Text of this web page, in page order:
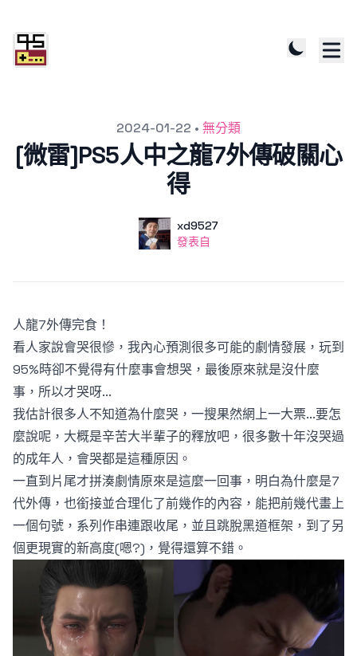
2024-01-22 • 無分類
[微雷]PS5人中之龍7外傳破關心
得
使用者
xd9527
發表自
發表自
人龍7外傳完食！
看人家說會哭很慘，我內心預測很多可能的劇情發展，玩到
95%時卻不覺得有什麼事會想哭，最後原來就是沒什麼
事，所以才哭呀...
我估計很多人不知道為什麼哭，一搜果然網上一大票...要怎
麼說呢，大概是辛苦大半輩子的釋放吧，很多數十年沒哭過
的成年人，會哭都是這種原因。
一直到片尾才拼湊劇情原來是這麼一回事，明白為什麼是7
代外傳，也銜接並合理化了前幾作的內容，能把前幾代畫上
一個句號，系列作串連跟收尾，並且跳脫黑道框架，到了另
個更現實的新高度(嗯?)，覺得還算不錯。